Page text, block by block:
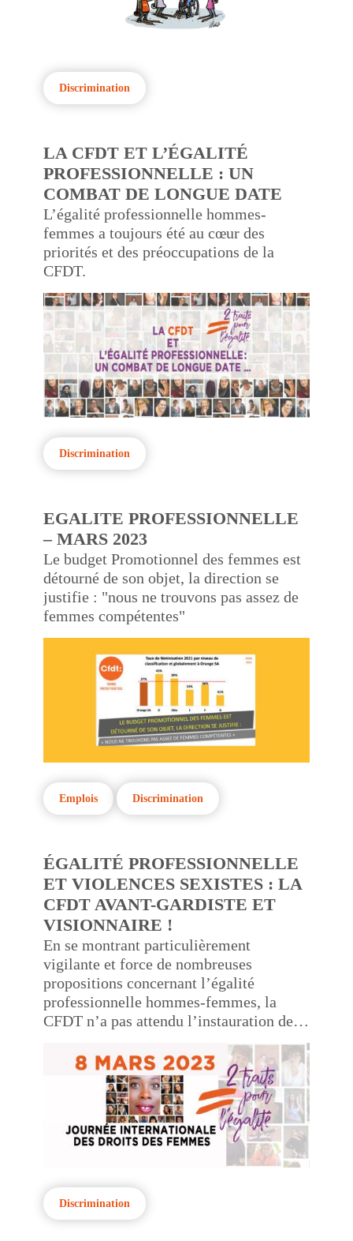
Discrimination
LA CFDT ET L’ÉGALITÉ
PROFESSIONNELLE : UN
COMBAT DE LONGUE DATE
L’égalité professionnelle hommes-
femmes a toujours été au cœur des
priorités et des préoccupations de la
CFDT.
Discrimination
EGALITE PROFESSIONNELLE
– MARS 2023
Le budget Promotionnel des femmes est
détourné de son objet, la direction se
justifie : "nous ne trouvons pas assez de
femmes compétentes"
Emplois Discrimination
ÉGALITÉ PROFESSIONNELLE
ET VIOLENCES SEXISTES : LA
CFDT AVANT-GARDISTE ET
VISIONNAIRE !
En se montrant particulièrement
vigilante et force de nombreuses
propositions concernant l’égalité
professionnelle hommes-femmes, la
CFDT n’a pas attendu l’instauration de la
femmes.
Discrimination